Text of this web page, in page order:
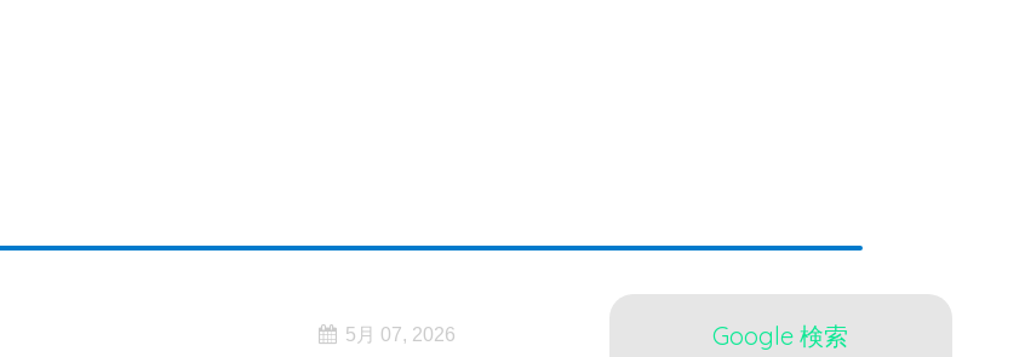
5月 07, 2026 Google 検索